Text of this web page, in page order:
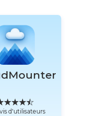
d'utilisateurs